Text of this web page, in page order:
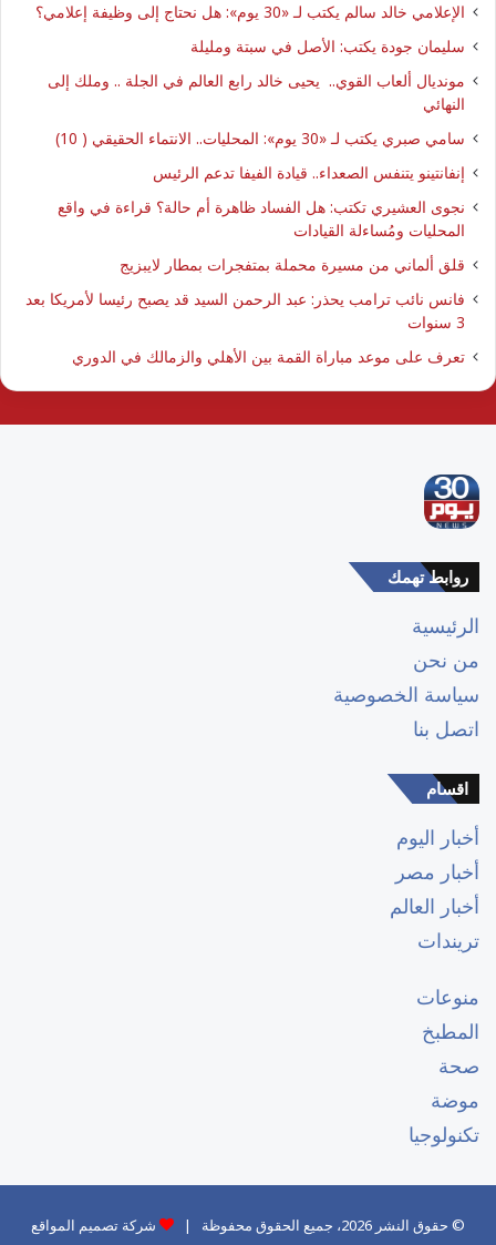
الإعلامي خالد سالم يكتب لـ «30 يوم»: هل نحتاج إلى وظيفة إعلامي؟
سليمان جودة يكتب: الأصل في سبتة ومليلة
مونديال ألعاب القوي.. يحيى خالد رابع العالم في الجلة .. وملك إلى
النهائي
سامي صبري يكتب لـ «30 يوم»: المحليات.. الانتماء الحقيقي ( 10)
إنفانتينو يتنفس الصعداء.. قيادة الفيفا تدعم الرئيس
نجوى العشيري تكتب: هل الفساد ظاهرة أم حالة؟ قراءة في واقع
المحليات ومُساءلة القيادات
قلق ألماني من مسيرة محملة بمتفجرات بمطار لايبزيج
فانس نائب ترامب يحذر: عبد الرحمن السيد قد يصبح رئيسا لأمريكا بعد
3 سنوات
تعرف على موعد مباراة القمة بين الأهلي والزمالك في الدوري
روابط تهمك
الرئيسية
من نحن
سياسة الخصوصية
اتصل بنا
اقسام
أخبار اليوم
أخبار مصر
أخبار العالم
تريندات
منوعات
المطبخ
صحة
موضة
تكنولوجيا
© حقوق النشر 2026، جميع الحقوق محفوظة | شركة تصميم المواقع